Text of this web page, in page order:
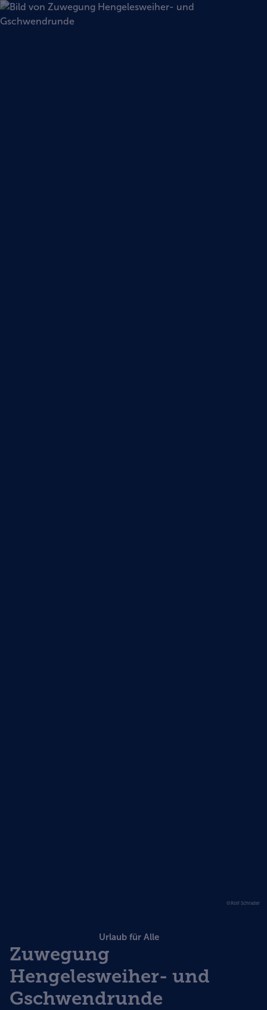
©Rolf Schrader
Urlaub für Alle
Zuwegung
Hengelesweiher- und
Gschwendrunde